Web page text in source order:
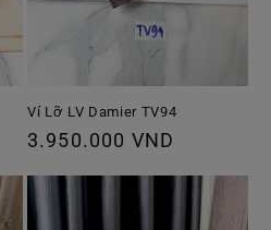
Ví Lỡ LV Damier TV94
Giá
thường
3.950.000 VND